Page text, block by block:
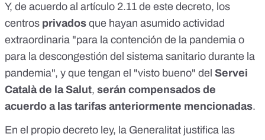
Y, de acuerdo al artículo 2.11 de este decreto, los
centros privados que hayan asumido actividad
extraordinaria "para la contención de la pandemia o
para la descongestión del sistema sanitario durante la
pandemia", y que tengan el "visto bueno" del Servei
Català de la Salut, serán compensados de
acuerdo a las tarifas anteriormente mencionadas.
En el propio decreto ley, la Generalitat justifica las